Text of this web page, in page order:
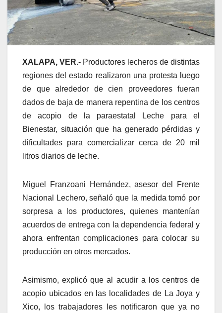
XALAPA, VER.- Productores lecheros de distintas
regiones del estado realizaron una protesta luego
de que alrededor de cien proveedores fueran
dados de baja de manera repentina de los centros
de acopio de la paraestatal Leche para el
Bienestar, situación que ha generado pérdidas y
dificultades para comercializar cerca de 20 mil
litros diarios de leche.
Miguel Franzoani Hernández, asesor del Frente
Nacional Lechero, señaló que la medida tomó por
sorpresa a los productores, quienes mantenían
acuerdos de entrega con la dependencia federal y
ahora enfrentan complicaciones para colocar su
producción en otros mercados.
Asimismo, explicó que al acudir a los centros de
acopio ubicados en las localidades de La Joya y
Xico, los trabajadores les notificaron que ya no